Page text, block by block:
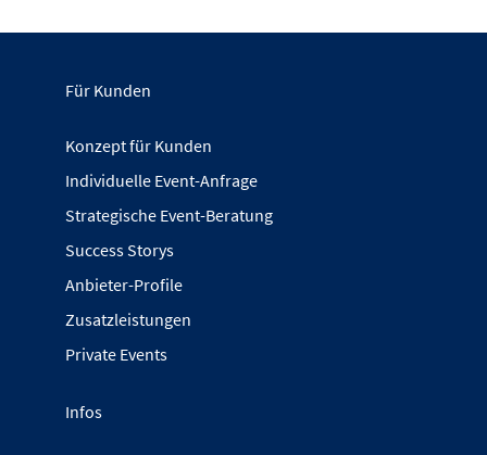
Für Kunden
Konzept für Kunden
Individuelle Event-Anfrage
Strategische Event-Beratung
Success Storys
Anbieter-Profile
Zusatzleistungen
Private Events
Infos